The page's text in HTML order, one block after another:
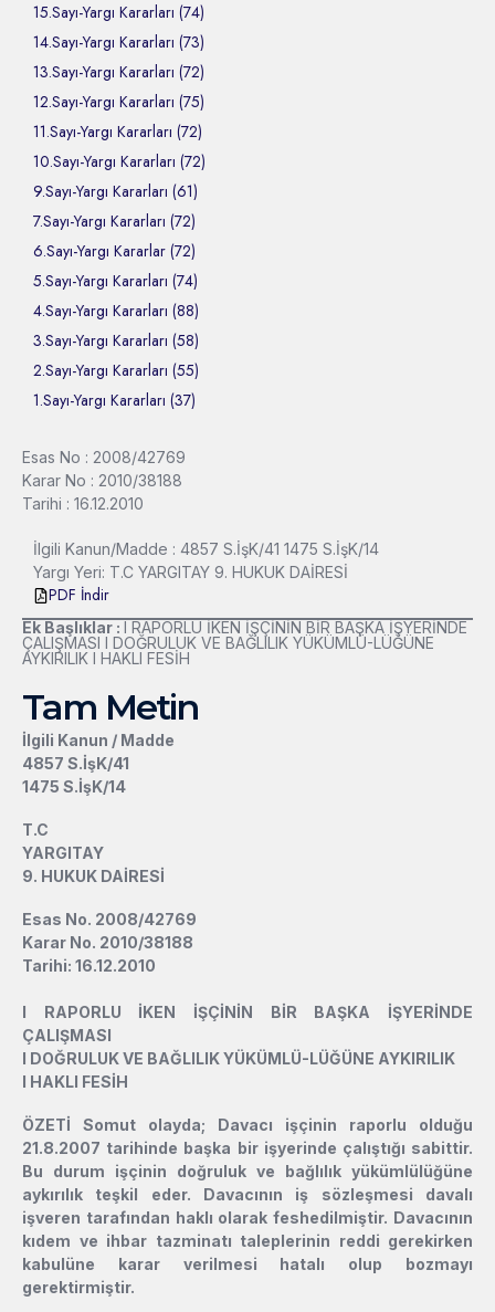
15.Sayı-Yargı Kararları (74)
14.Sayı-Yargı Kararları (73)
13.Sayı-Yargı Kararları (72)
12.Sayı-Yargı Kararları (75)
11.Sayı-Yargı Kararları (72)
10.Sayı-Yargı Kararları (72)
9.Sayı-Yargı Kararları (61)
7.Sayı-Yargı Kararları (72)
6.Sayı-Yargı Kararlar (72)
5.Sayı-Yargı Kararları (74)
4.Sayı-Yargı Kararları (88)
3.Sayı-Yargı Kararları (58)
2.Sayı-Yargı Kararları (55)
1.Sayı-Yargı Kararları (37)
Esas No : 2008/42769
Karar No : 2010/38188
Tarihi : 16.12.2010
İlgili Kanun/Madde : 4857 S.İşK/41 1475 S.İşK/14
Yargı Yeri: T.C YARGITAY 9. HUKUK DAİRESİ
PDF İndir
Ek Başlıklar : l RAPORLU İKEN İŞÇİNİN BİR BAŞKA İŞYERİNDE
ÇALIŞMASI l DOĞRULUK VE BAĞLILIK YÜKÜMLÜ-LÜĞÜNE
AYKIRILIK l HAKLI FESİH
Tam Metin
İlgili Kanun / Madde
4857 S.İşK/41
1475 S.İşK/14
T.C
YARGITAY
9. HUKUK DAİRESİ
Esas No. 2008/42769
Karar No. 2010/38188
Tarihi: 16.12.2010
l RAPORLU İKEN İŞÇİNİN BİR BAŞKA İŞYERİNDE
ÇALIŞMASI
l DOĞRULUK VE BAĞLILIK YÜKÜMLÜ-LÜĞÜNE AYKIRILIK
l HAKLI FESİH
ÖZETİ Somut olayda; Davacı işçinin raporlu olduğu
21.8.2007 tarihinde başka bir işyerinde çalıştığı sabittir.
Bu durum işçinin doğruluk ve bağlılık yükümlülüğüne
aykırılık teşkil eder. Davacının iş sözleşmesi davalı
işveren tarafından haklı olarak feshedilmiştir. Davacının
kıdem ve ihbar tazminatı taleplerinin reddi gerekirken
kabulüne karar verilmesi hatalı olup bozmayı
gerektirmiştir.